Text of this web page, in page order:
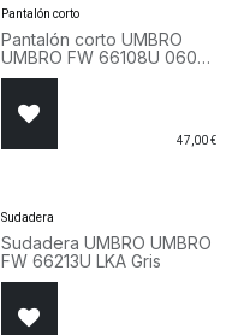
Pantalón corto
Pantalón corto UMBRO
UMBRO FW 66108U 060
Negro
47,00€
Sudadera
Sudadera UMBRO UMBRO
FW 66213U LKA Gris